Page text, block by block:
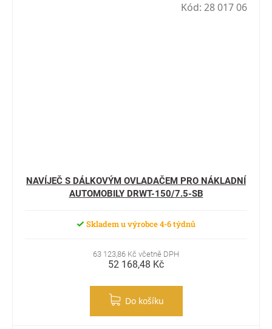
NAVÍJEČ S DÁLKOVÝM OVLADAČEM PRO NÁKLADNÍ
AUTOMOBILY DRWT-150/7.5-SB
Skladem u výrobce 4-6 týdnů
63 123,86 Kč včetně DPH
52 168,48 Kč
Do košíku
Kód: 28 017 06